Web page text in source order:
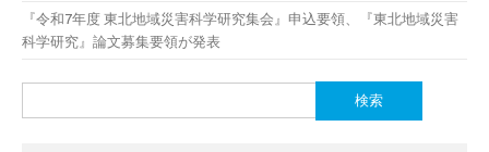
『令和7年度 東北地域災害科学研究集会』申込要領、『東北地域災害
科学研究』論文募集要領が発表
索: